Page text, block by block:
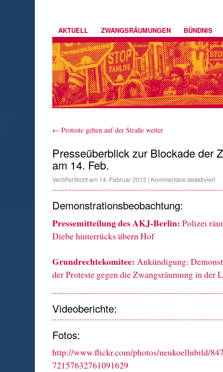
AKTUELL ZWANGSRÄUMUNGEN BÜNDNIS
← Proteste gehen auf der Straße weiter
Presseüberblick zur Blockade der
am 14. Feb.
Veröffentlicht am 14. Februar 2013 | Kommentare deaktiviert
Demonstrationsbeobachtung:
Pressemitteilung des AKJ-Berlin: Polizei
Diebe hinterrücks übern Hof
Grundrechtekomitee: Ankündigung:
der Proteste gegen die Zwangsräumung in der
Videoberichte:
Fotos:
http://www.flickr.com/photos/neukoellnbild/
72157632761091629